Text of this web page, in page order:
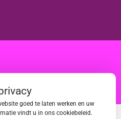
goed te laten werken en uw
vindt u in ons cookiebeleid.